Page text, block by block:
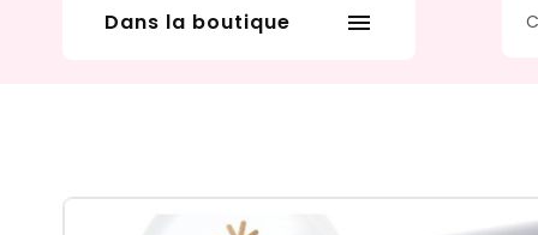
Dans la boutique 